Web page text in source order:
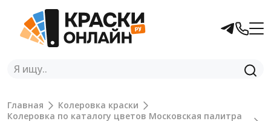
Главная
Колеровка краски
Колеровка по каталогу цветов Московская палитра